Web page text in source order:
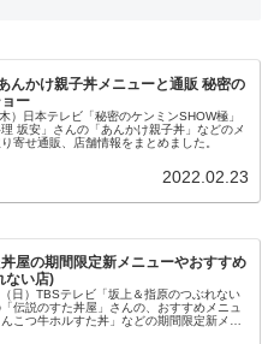
んかけ親子丼メニューと通販 秘密の
ー
）日本テレビ「秘密のケンミンSHOW極」
坂安」さんの「あんかけ親子丼」などのメ
寄せ通販、店舗情報をまとめました。
2022.02.23
屋の期間限定新メニューやおすすめ
ない店)
日）TBSテレビ「坂上＆指原のつぶれない
伝説のすた丼屋」さんの、おすすめメニュ
こつ牛ホルすた丼」などの期間限定新メニ